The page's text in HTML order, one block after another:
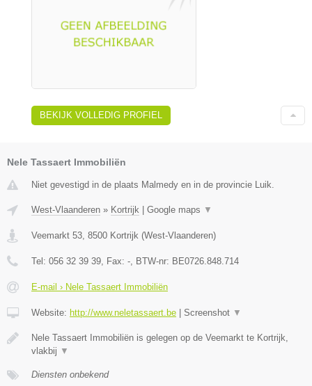
BEKIJK VOLLEDIG PROFIEL
Nele Tassaert Immobiliën
Niet gevestigd in de plaats Malmedy en in de provincie Luik.
West-Vlaanderen » Kortrijk Google maps ▼
Veemarkt 53 8500 Kortrijk (West-Vlaanderen)
Tel: 056 32 39 39 , Fax: - , BTW-nr: BE0726.848.714
E-mail › Nele Tassaert Immobiliën
Website: http://www.neletassaert.be Screenshot ▼
Nele Tassaert Immobiliën is gelegen op de Veemarkt te Kortrijk,
vlakbij ▼
Diensten onbekend